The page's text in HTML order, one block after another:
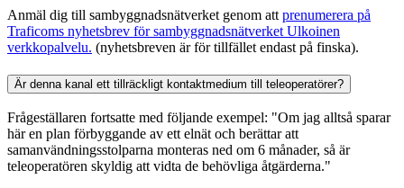
Anmäl dig till sambyggnadsnätverket genom att prenumerera på
Traficoms nyhetsbrev för sambyggnadsnätverket Ulkoinen
verkkopalvelu. (nyhetsbreven är för tillfället endast på finska).
Är denna kanal ett tillräckligt kontaktmedium till teleoperatörer?
Frågeställaren fortsatte med följande exempel: "Om jag alltså sparar
här en plan förbyggande av ett elnät och berättar att
samanvändningsstolparna monteras ned om 6 månader, så är
teleoperatören skyldig att vidta de behövliga åtgärderna."